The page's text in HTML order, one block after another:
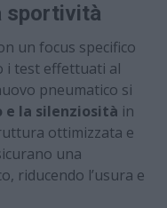
sportività
un focus specifico
i test effettuati al
pneumatico si
e la silenziosità in
ottimizzata e
una
riducendo l’usura e